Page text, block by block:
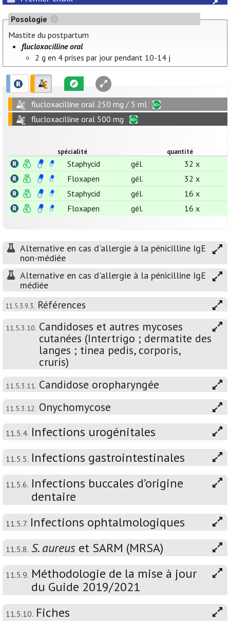
Posologie
Mastite du postpartum
flucloxacilline oral
2 g en 4 prises par jour pendant 10-14 j
flucloxacilline oral 250 mg / 5 ml
flucloxacilline oral 500 mg
spécialité quantité
Staphycid gél.
32 x
Floxapen
gél.
32 x
Staphycid
gél.
16 x
Floxapen
gél. 16 x
Alternative en cas d'allergie à la pénicilline IgE
non-médiée
Alternative en cas d'allergie à la pénicilline IgE
médiée
11.5.3.9.3. Références
11.5.3.10. Candidoses et autres mycoses
cutanées (Intertrigo ; dermatite des
langes ; tinea pedis, corporis,
cruris)
11.5.3.11. Candidose oropharyngée
11.5.3.12. Onychomycose
11.5.4. Infections urogénitales
11.5.5. Infections gastrointestinales
11.5.6. Infections buccales d’origine
dentaire
11.5.7. Infections ophtalmologiques
11.5.8. S. aureus et SARM (MRSA)
11.5.9. Méthodologie de la mise à jour
du Guide 2019/2021
11.5.10. Fiches